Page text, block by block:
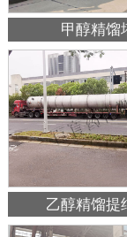
甲醇精馏
乙醇精馏提